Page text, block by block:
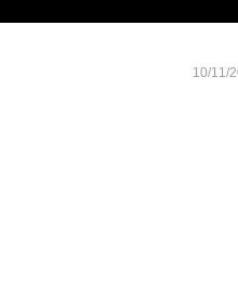
10/11/